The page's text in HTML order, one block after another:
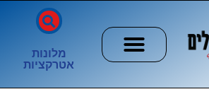
מלונות
אטרקציות